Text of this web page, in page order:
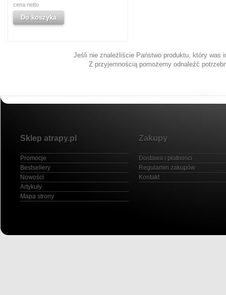
cena netto
Do koszyka
Jeśli nie znaleźliście Państwo produktu, który was
Z przyjemnością pomożemy odnaleźć
Sklep atrapy.pl
Promocje
Bestsellery
Nowości
Artykuły
Mapa strony
Zakupy
Dostawa i płatności
Regulamin zakupów
Kontakt